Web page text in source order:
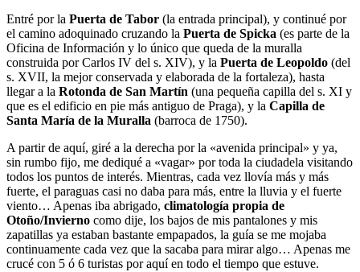
Entré por la Puerta de Tabor (la entrada principal), y continué por
el camino adoquinado cruzando la Puerta de Spicka (es parte de la
Oficina de Información y lo único que queda de la muralla
construida por Carlos IV del s. XIV), y la Puerta de Leopoldo (del
s. XVII, la mejor conservada y elaborada de la fortaleza), hasta
llegar a la Rotonda de San Martín (una pequeña capilla del s. XI y
que es el edificio en pie más antiguo de Praga), y la Capilla de
Santa María de la Muralla (barroca de 1750).
A partir de aquí, giré a la derecha por la «avenida principal» y ya,
sin rumbo fijo, me dediqué a «vagar» por toda la ciudadela visitando
todos los puntos de interés. Mientras, cada vez llovía más y más
fuerte, el paraguas casi no daba para más, entre la lluvia y el fuerte
viento… Apenas iba abrigado, climatología propia de
Otoño/Invierno como dije, los bajos de mis pantalones y mis
zapatillas ya estaban bastante empapados, la guía se me mojaba
continuamente cada vez que la sacaba para mirar algo… Apenas me
crucé con 5 ó 6 turistas por aquí en todo el tiempo que estuve.